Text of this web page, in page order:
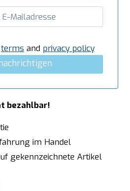
terms and privacy policy
bezahlbar!
im Handel
gekennzeichnete Artikel